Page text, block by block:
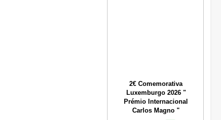
2€ Comemorativa
Luxemburgo 2026 "
Prémio Internacional
Carlos Magno "